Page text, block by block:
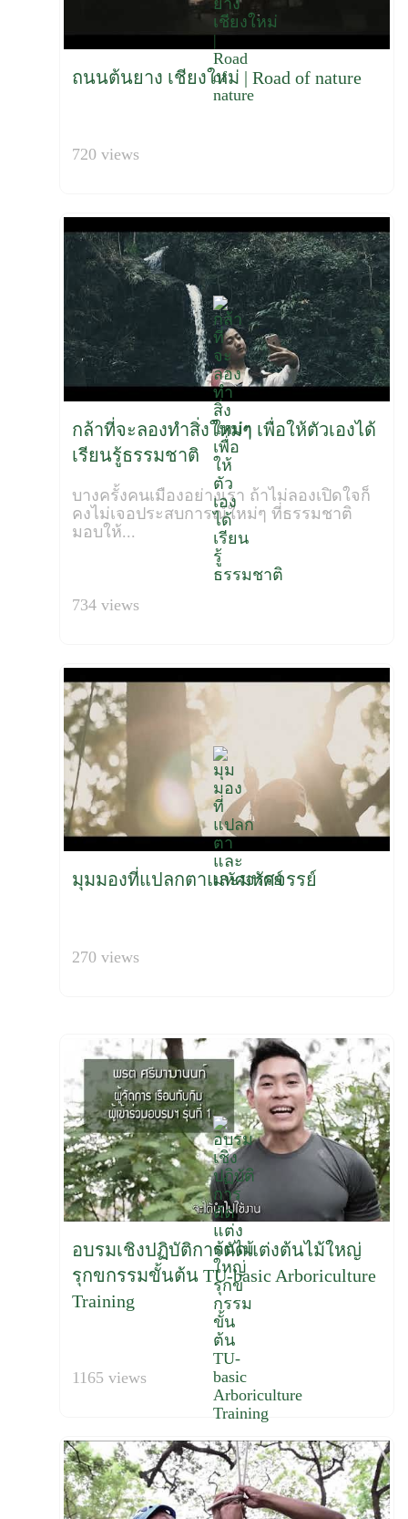
ถนนต้นยาง เชียงใหม่ | Road of nature
720 views
กล้าที่จะลองทำสิ่งใหม่ๆ เพื่อให้ตัวเองได้
เรียนรู้ธรรมชาติ
บางครั้งคนเมืองอย่างเรา ถ้าไม่ลองเปิดใจก็
คงไม่เจอประสบการณ์ใหม่ๆ ที่ธรรมชาติ
มอบให้...
734 views
มุมมองที่แปลกตาและมหัศจรรย์
270 views
อบรมเชิงปฏิบัติการตัดแต่งต้นไม้ใหญ่
รุกขกรรมขั้นต้น TU-basic Arboriculture
Training
1165 views